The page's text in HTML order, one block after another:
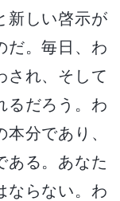
新しい啓示が
だ。毎日、わ
され、そして
るだろう。わ
分であり、
ある。あなた
ならない。わ